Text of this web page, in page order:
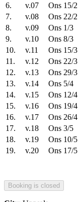
6.
v.07 Ons 15/2
7.
v.08 Ons 22/2
8.
v.09 Ons 1/3
9.
v.10 Ons 8/3
10.
v.11 Ons 15/3
11.
v.12 Ons 22/3
12.
v.13 Ons 29/3
13.
v.14 Ons 5/4
14.
v.15 Ons 12/4
15.
v.16 Ons 19/4
16.
v.17 Ons 26/4
17.
v.18 Ons 3/5
18.
v.19 Ons 10/5
19.
v.20 Ons 17/5